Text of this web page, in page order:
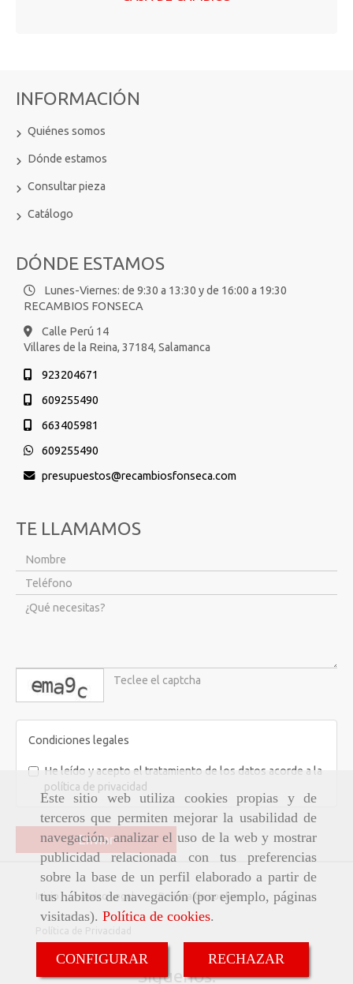
Este sitio web utiliza cookies propias y de
terceros que permiten mejorar la usabilidad de
navegación, analizar el uso de la web y mostrar
publicidad relacionada con tus preferencias
sobre la base de un perfil elaborado a partir de
tus hábitos de navegación (por ejemplo, páginas
visitadas). Política de cookies.
CONFIGURAR RECHAZAR
INFORMACIÓN
Quiénes somos
Dónde estamos
Consultar pieza
Catálogo
DÓNDE ESTAMOS
Lunes-Viernes: de 9:30 a 13:30 y de 16:00 a 19:30
RECAMBIOS FONSECA
Calle Perú 14
Villares de la Reina, 37184, Salamanca
923204671
609255490
663405981
609255490
presupuestos
recambiosfonseca.com
TE LLAMAMOS
captcha
Condiciones legales
He leído y acepto el tratamiento de los datos acorde a la
política de privacidad
Enviar
Inicio Aviso Legal Política de cookies
Política de Privacidad
Síguenos: